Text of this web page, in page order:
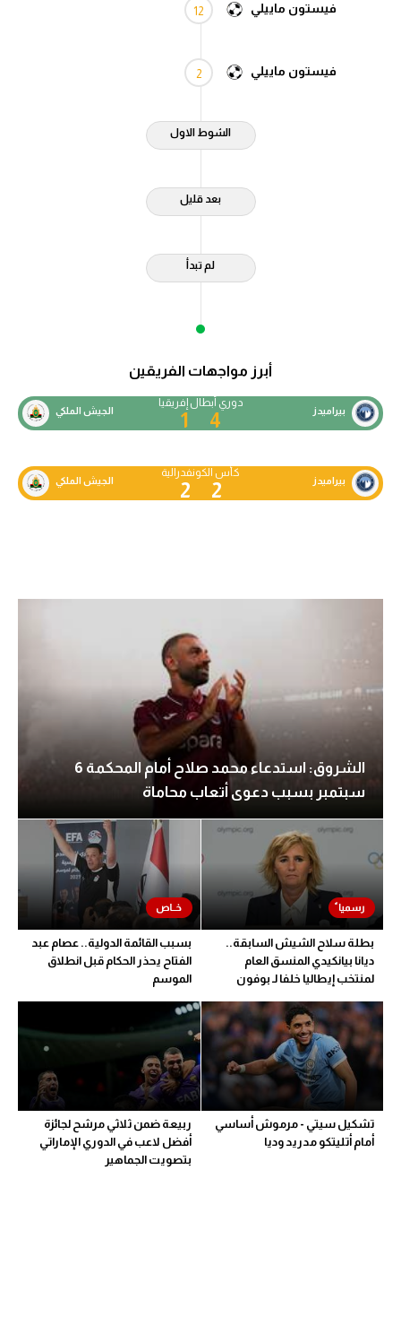
12 فيستون ماييلي
2 فيستون ماييلي
الشوط الاول
بعد قليل
لم تبدأ
أبرز مواجهات الفريقين
بيراميدز 4
دوري أبطال إفريقيا
1 الجيش الملكي
بيراميدز 2
كأس الكونفدرالية
2 الجيش الملكي
الشروق: استدعاء محمد صلاح أمام المحكمة 6
سبتمبر بسبب دعوى أتعاب محاماة
بطلة سلاح الشيش السابقة..
ديانا بيانكيدي المنسق العام
لمنتخب إيطاليا خلفا لـ بوفون
بسبب القائمة الدولية.. عصام عبد
الفتاح يحذر الحكام قبل انطلاق
الموسم
تشكيل سيتي - مرموش أساسي
أمام أتليتكو مدريد وديا
ربيعة ضمن ثلاثي مرشح لجائزة
أفضل لاعب في الدوري الإماراتي
بتصويت الجماهير